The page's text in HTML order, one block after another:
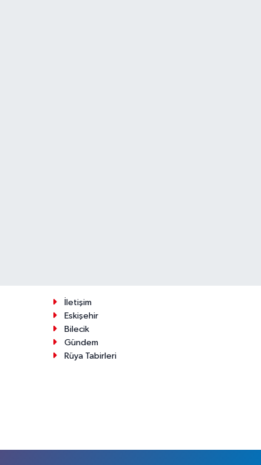
İletişim
Eskişehir
Bilecik
Gündem
Rüya Tabirleri